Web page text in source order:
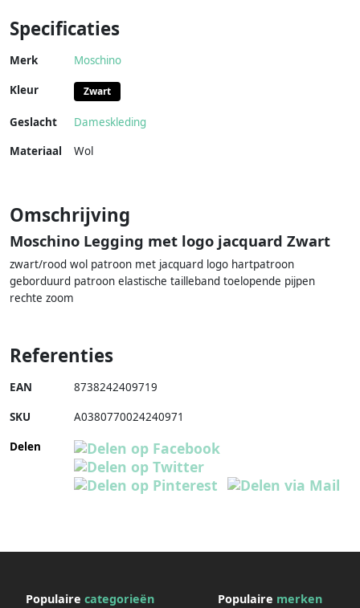
Specificaties
Merk Moschino
Kleur Zwart
Geslacht
Dameskleding
Materiaal
Wol
Omschrijving
Moschino Legging met logo jacquard Zwart
zwart/rood wol patroon met jacquard logo hartpatroon
geborduurd patroon elastische tailleband toelopende pijpen
rechte zoom
Referenties
EAN 8738242409719
SKU A0380770024240971
Delen
Populaire categorieën Populaire merken